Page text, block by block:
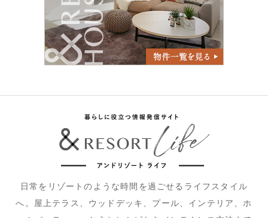
日常をリゾートのような時間を過ごせるライフスタイル
へ。屋上テラス、ウッドデッキ、プール、インテリア、ホ